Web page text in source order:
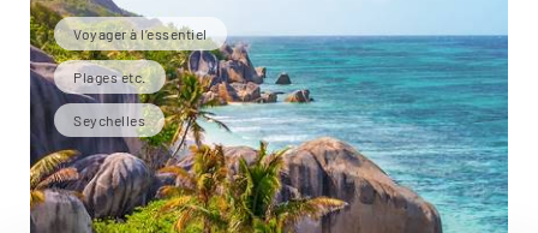
Voyager à l’essentiel
Plages etc.
Seychelles